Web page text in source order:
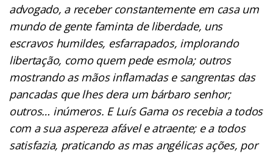
advogado, a receber constantemente em casa um
mundo de gente faminta de liberdade, uns
escravos humildes, esfarrapados, implorando
libertação, como quem pede esmola; outros
mostrando as mãos inflamadas e sangrentas das
pancadas que lhes dera um bárbaro senhor;
outros… inúmeros. E Luís Gama os recebia a todos
com a sua aspereza afável e atraente; e a todos
satisfazia, praticando as mas angélicas ações, por